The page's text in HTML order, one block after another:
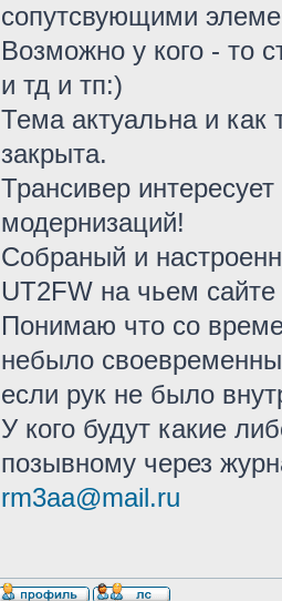
сопутсвующими
Возможно у кого - то
и тд и тп:)
Тема актуальна и как
закрыта.
Трансивер
модернизаций!
Собраный и
UT2FW на чьем
Понимаю что со
небыло
если рук не было
У кого будут какие
позывному через
rm3aa@mail.ru